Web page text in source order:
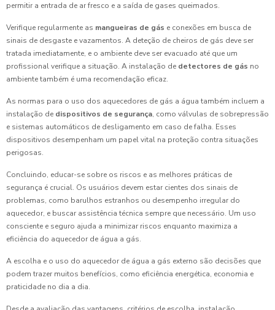
permitir a entrada de ar fresco e a saída de gases queimados.
Verifique regularmente as mangueiras de gás e conexões em busca de
sinais de desgaste e vazamentos. A deteção de cheiros de gás deve ser
tratada imediatamente, e o ambiente deve ser evacuado até que um
profissional verifique a situação. A instalação de detectores de gás no
ambiente também é uma recomendação eficaz.
As normas para o uso dos aquecedores de gás a água também incluem a
instalação de dispositivos de segurança, como válvulas de sobrepressão
e sistemas automáticos de desligamento em caso de falha. Esses
dispositivos desempenham um papel vital na proteção contra situações
perigosas.
Concluindo, educar-se sobre os riscos e as melhores práticas de
segurança é crucial. Os usuários devem estar cientes dos sinais de
problemas, como barulhos estranhos ou desempenho irregular do
aquecedor, e buscar assistência técnica sempre que necessário. Um uso
consciente e seguro ajuda a minimizar riscos enquanto maximiza a
eficiência do aquecedor de água a gás.
A escolha e o uso do aquecedor de água a gás externo são decisões que
podem trazer muitos benefícios, como eficiência energética, economia e
praticidade no dia a dia.